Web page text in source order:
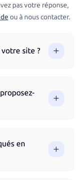
pas votre réponse,
ou à nous contacter.
site ?
étape pour
choisi pour un
en